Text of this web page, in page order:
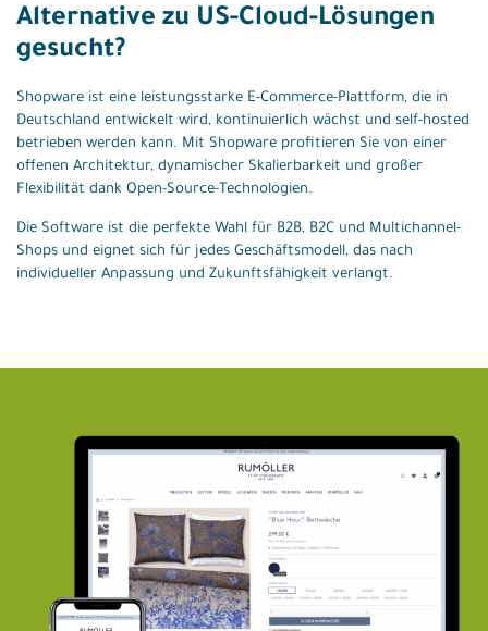
Alternative zu US-Cloud-Lösungen
gesucht?
Shopware ist eine leistungsstarke E-Commerce-Plattform, die in
Deutschland entwickelt wird, kontinuierlich wächst und self-hosted
betrieben werden kann. Mit Shopware profitieren Sie von einer
offenen Architektur, dynamischer Skalierbarkeit und großer
Flexibilität dank Open-Source-Technologien.
Die Software ist die perfekte Wahl für B2B, B2C und Multichannel-
Shops und eignet sich für jedes Geschäftsmodell, das nach
individueller Anpassung und Zukunftsfähigkeit verlangt.